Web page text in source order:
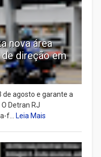
nova área
direção em
de agosto e garante a
Detran RJ
f... Leia Mais